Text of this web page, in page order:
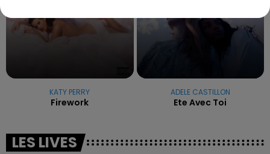
KATY PERRY
Firework
ADELE CASTILLON
Ete Avec Toi
LES LIVES